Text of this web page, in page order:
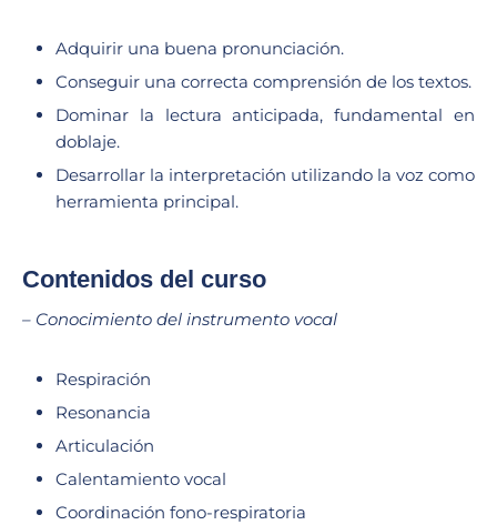
Adquirir una buena pronunciación.
Conseguir una correcta comprensión de los textos.
Dominar la lectura anticipada, fundamental en
doblaje.
Desarrollar la interpretación utilizando la voz como
herramienta principal.
Contenidos del curso
– Conocimiento del instrumento vocal
Respiración
Resonancia
Articulación
Calentamiento vocal
Coordinación fono-respiratoria